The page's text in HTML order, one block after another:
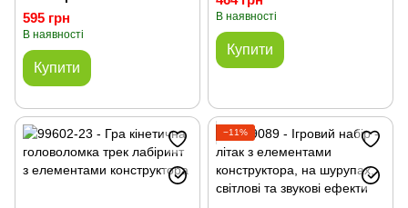
595 грн
В наявності
Купити
В наявності
Купити
−11%